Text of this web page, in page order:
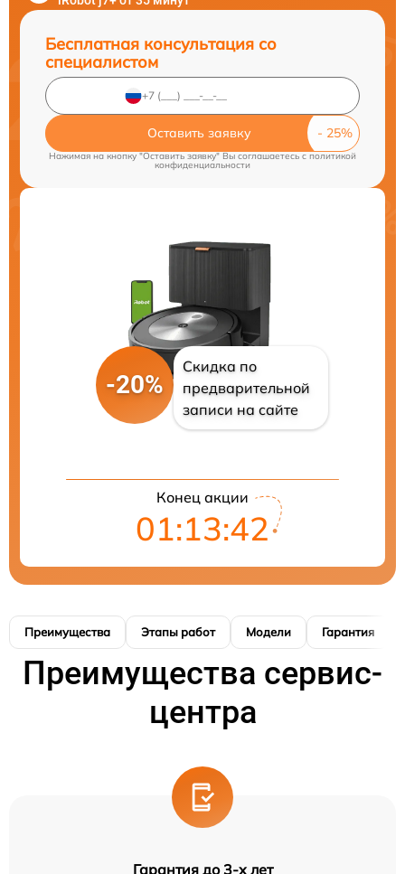
Бесплатная консультация со
специалистом
Оставить заявку
Нажимая на кнопку "Оставить заявку" Вы соглашаетесь cполитикой
конфиденциальности
-20%
Скидка по
предварительной
записи на сайте
Конец акции
01:13:40
Преимущества Этапы работ Модели Гарантия
Преимущества сервис-
центра
Гарантия до 3-х лет